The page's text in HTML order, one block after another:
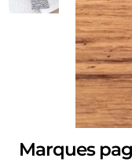
Marques